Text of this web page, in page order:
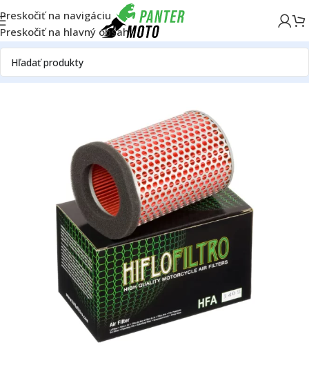
Preskočiť na navigáciu
Preskočiť na hlavný obsah
DomovOFF ROADMotorFiltreVzduchové filtre